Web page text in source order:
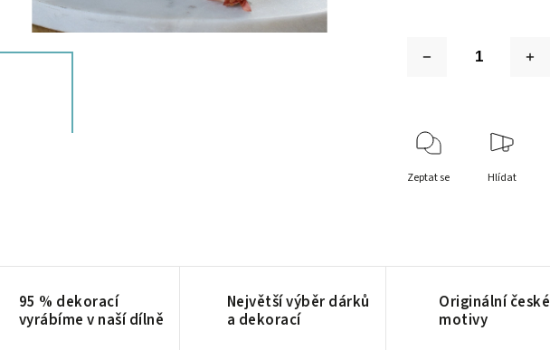
Zeptat se Hlídat
95 % dekorací
vyrábíme v naší dílně
Největší výběr dárků
a dekorací
Originální české
motivy